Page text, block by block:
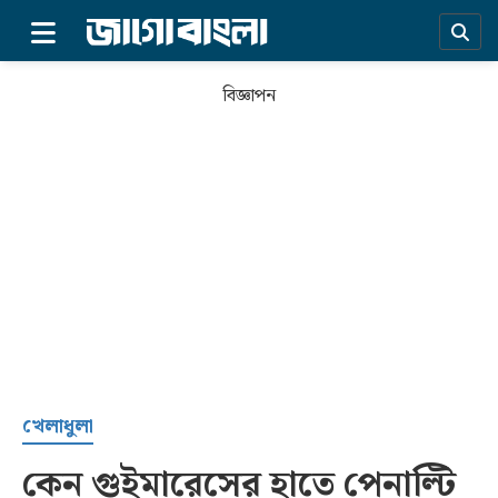
সর্বশেষ
বিজ্ঞাপন
খেলাধুলা
কেন গুইমারেসের হাতে পেনাল্টি